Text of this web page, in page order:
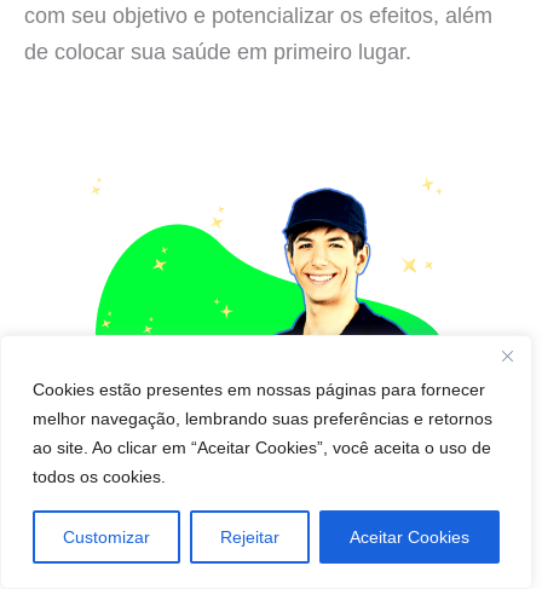
Cookies estão presentes em nossas páginas para fornecer
melhor navegação, lembrando suas preferências e retornos
ao site. Ao clicar em “Aceitar Cookies”, você aceita o uso de
todos os cookies.
Customizar Rejeitar Aceitar Cookies
com seu objetivo e potencializar os efeitos, além
de colocar sua saúde em primeiro lugar.